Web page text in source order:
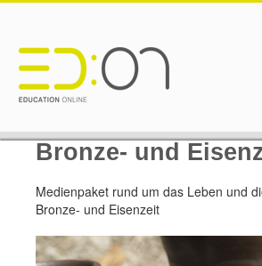
Bronze- und
Medienpaket rund um das Leben und
Bronze- und Eisenzeit